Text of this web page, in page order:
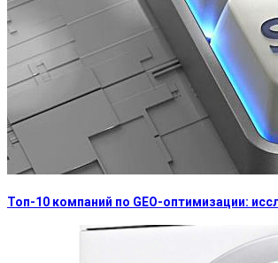
Топ-10 компаний по GEO-оптимизации: